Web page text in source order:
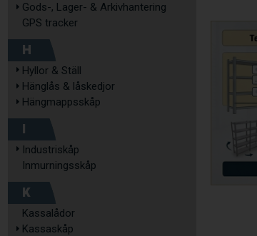
Gods-, Lager- & Arkivhantering
GPS tracker
H
Hyllor & Ställ
Hänglås & låskedjor
Hängmappsskåp
I
Industriskåp
Inmurningsskåp
K
Kassalådor
Kassaskåp